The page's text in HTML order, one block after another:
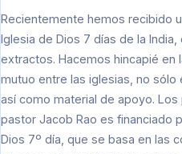
Recientemente hemos recibido
Iglesia de Dios 7 días de la
extractos. Hacemos hincapié en
mutuo entre las iglesias, no sólo
así como material de apoyo.
pastor Jacob Rao es financiado
Dios 7º día, que se basa en las